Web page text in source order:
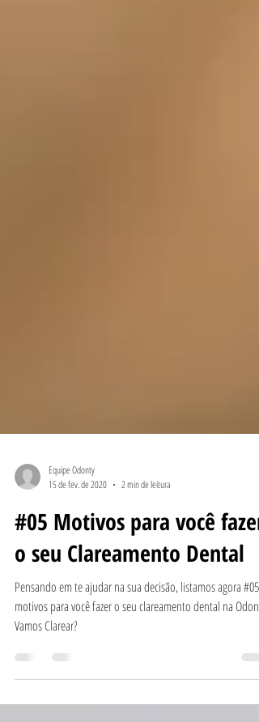
Equipe Odonty
15 de fev. de 2020
2 min de leitura
#05 Motivos para você fazer
o seu Clareamento Dental
Pensando em te ajudar na sua decisão, listamos agora #05
motivos para você fazer o seu clareamento dental na Odonty: